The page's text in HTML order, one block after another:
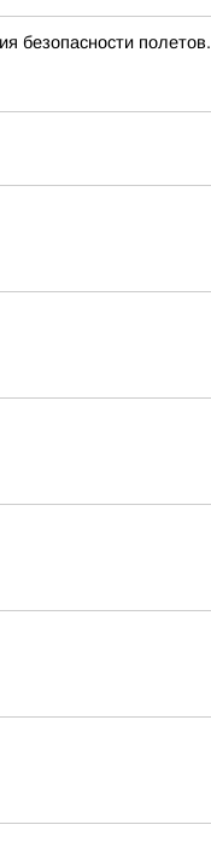
безопасности полетов.